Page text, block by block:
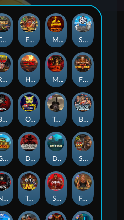
Nexus Blood & Shadow
Seamen
Fire in the Hole 3
Dead, Dead, or Deader
Highway to Hell
Tsar Wars
Mental 2
San Quentin 2: Death Row
Blood & Shadow
Mental
Outsourced Brute Force: Alien Onslaught
Gator Hunters
Tombstone RIP
Tanked
Fire In The Hole xBomb
Folsom Prison
Das xBoot
Road Rage
Serial